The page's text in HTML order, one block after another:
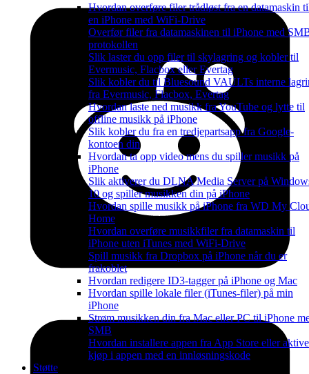
Hvordan overføre filer trådløst fra en datamaskin
en iPhone med WiFi-Drive
Overfør filer fra datamaskinen til iPhone med
protokollen
Slik laster du opp filer til skylagring og kobler til
Evermusic, Flacbox eller Evertag
Slik kobler du til Bluesound VAULTs interne
fra Evermusic, Flacbox, Evertag
Hvordan laste ned musikk fra YouTube og lytte til
offline musikk på iPhone
Slik kobler du fra en tredjepartsapp fra Google-
kontoen din
Hvordan ta opp video mens du spiller musikk på
iPhone
Slik aktiverer du DLNA Media Server på
10 og spiller musikken din på iPhone
Hvordan spille musikk på iPhone fra WD My
Home
Hvordan overføre musikkfiler fra datamaskin til
iPhone uten iTunes med WiFi-Drive
Spill musikk fra Dropbox på iPhone når du er
frakoblet
Hvordan redigere ID3-tagger på iPhone og Mac
Hvordan spille lokale filer (iTunes-filer) på min
iPhone
Strøm musikken din fra Mac eller PC til iPhone
SMB
Hvordan installere appen fra App Store eller
kjøp i appen med en innløsningskode
Støtte